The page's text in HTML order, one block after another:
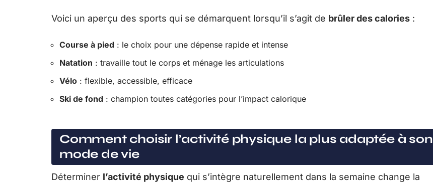
Voici un aperçu des sports qui se démarquent lorsqu’il s’agit de brûler des calories :
Course à pied : le choix pour une dépense rapide et intense
Natation : travaille tout le corps et ménage les articulations
Vélo : flexible, accessible, efficace
Ski de fond : champion toutes catégories pour l’impact calorique
Comment choisir l’activité physique la plus adaptée à son
mode de vie
Déterminer l’activité physique qui s’intègre naturellement dans la semaine change la